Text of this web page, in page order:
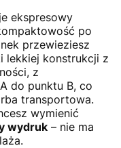
ekspresowy
po
przewieziesz
lekkiej konstrukcji z
z
do punktu B, co
transportowa.
wymienić
wydruk – nie ma